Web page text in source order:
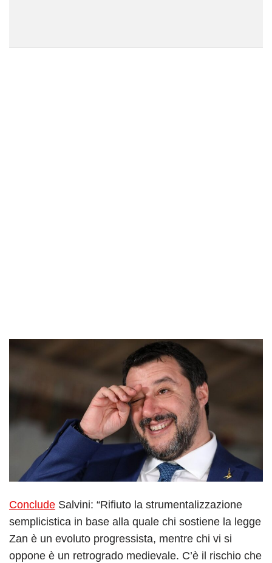
Conclude Salvini: “Rifiuto la strumentalizzazione
semplicistica in base alla quale chi sostiene la legge
Zan è un evoluto progressista, mentre chi vi si
oppone è un retrogrado medievale. C’è il rischio che